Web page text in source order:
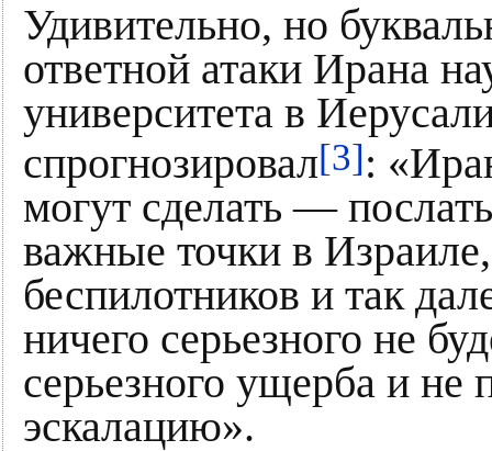
Удивительно, но
ответной атаки Ирана
университета в
спрогнозировал[3]:
могут сделать —
важные точки в
беспилотников и так
ничего серьезного не
серьезного ущерба и не
эскалацию».